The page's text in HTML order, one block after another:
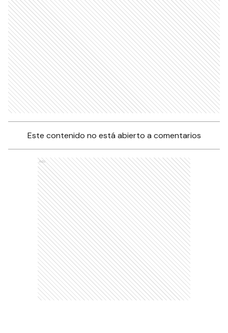
Este contenido no está abierto a comentarios
Ads